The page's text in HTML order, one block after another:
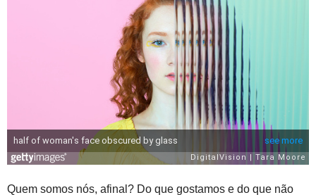
Quem somos nós, afinal? Do que gostamos e do que não